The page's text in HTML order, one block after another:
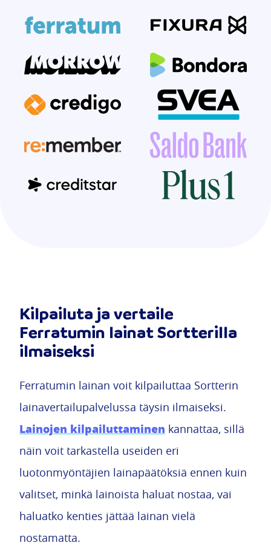
Kilpailuta ja vertaile
Ferratumin lainat Sortterilla
ilmaiseksi
Ferratumin lainan voit kilpailuttaa Sortterin
lainavertailupalvelussa täysin ilmaiseksi.
Lainojen kilpailuttaminen kannattaa, sillä
näin voit tarkastella useiden eri
luotonmyöntäjien lainapäätöksiä ennen kuin
valitset, minkä lainoista haluat nostaa, vai
haluatko kenties jättää lainan vielä
nostamatta.